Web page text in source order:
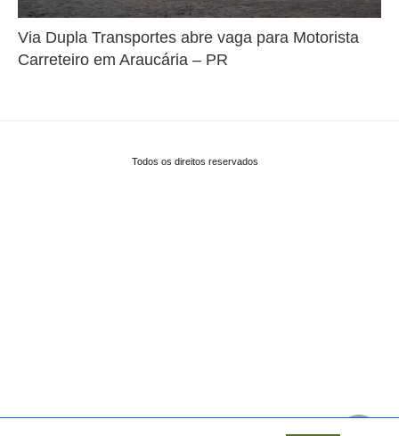
Via Dupla Transportes abre vaga para Motorista
Carreteiro em Araucária – PR
Todos os direitos reservados